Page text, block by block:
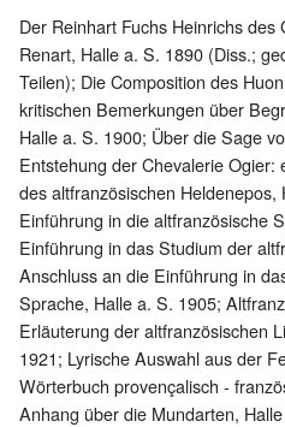
Der Reinhart Fuchs Heinrichs
Renart, Halle a. S. 1890 (Diss.;
Teilen); Die Composition des
kritischen Bemerkungen über
Halle a. S. 1900; Über die Sage
Entstehung der Chevalerie Ogier:
des altfranzösischen
Einführung in die altfranzösische
Einführung in das Studium der
Anschluss an die Einführung in
Sprache, Halle a. S. 1905;
Erläuterung der altfranzösischen
1921; Lyrische Auswahl aus der
Wörterbuch provençalisch -
Anhang über die Mundarten,